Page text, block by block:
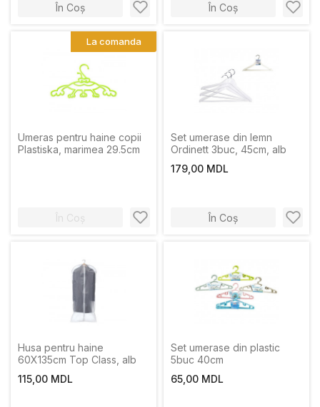
În Coș În Coș
Umeras pentru haine copii
Plastiska, marimea 29.5cm
În Coș
La comanda
Set umerase din lemn
Ordinett 3buc, 45cm, alb
179,00 MDL
În Coș
Husa pentru haine
60X135cm Top Class, alb
115,00 MDL
Set umerase din plastic
5buc 40cm
65,00 MDL